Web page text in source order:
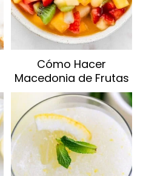
Cómo Hacer
Macedonia de Frutas